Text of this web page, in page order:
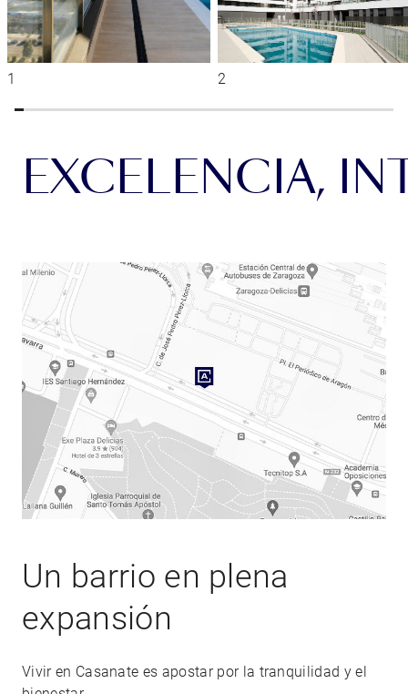
EXCELENCIA,
Un barrio en plena
expansión
Vivir en Casanate es apostar por la tranquilidad y el